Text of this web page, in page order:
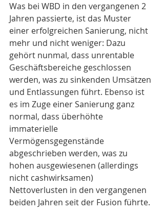
Was bei WBD in den vergangenen 2
Jahren passierte, ist das Muster
einer erfolgreichen Sanierung, nicht
mehr und nicht weniger: Dazu
gehört nunmal, dass unrentable
Geschäftsbereiche geschlossen
werden, was zu sinkenden Umsätzen
und Entlassungen führt. Ebenso ist
es im Zuge einer Sanierung ganz
normal, dass überhöhte
immaterielle
Vermögensgegenstände
abgeschrieben werden, was zu
hohen ausgewiesenen (allerdings
nicht cashwirksamen)
Nettoverlusten in den vergangenen
beiden Jahren seit der Fusion führte.